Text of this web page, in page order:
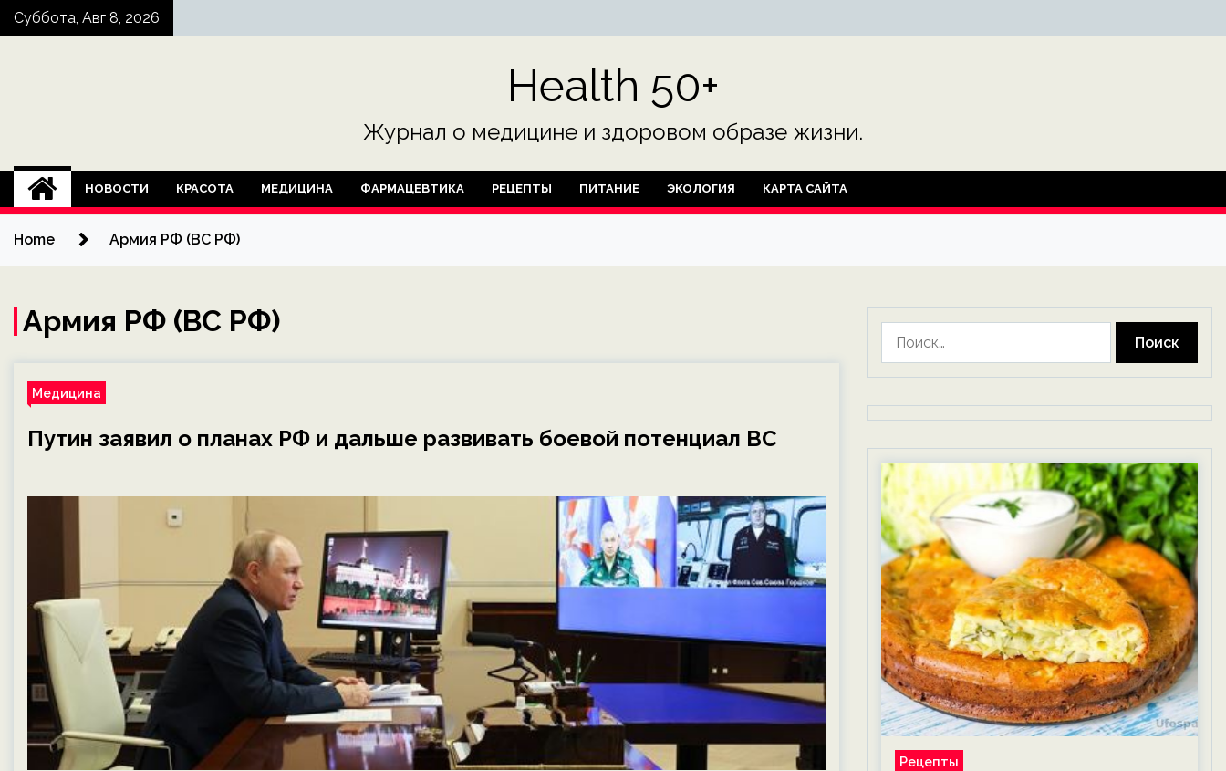
SkipСуббота, Авг 8, 2026
Health 50+
Журнал о медицине и здоровом образе жизни.
НОВОСТИ КРАСОТА МЕДИЦИНА ФАРМАЦЕВТИКА РЕЦЕПТЫ ПИТАНИЕ ЭКОЛОГИЯ КАРТА САЙТА
Home Армия РФ (ВС РФ)
Армия РФ (ВС РФ)
Медицина
Путин заявил о планах РФ и дальше развивать боевой потенциал ВС
Рецепты